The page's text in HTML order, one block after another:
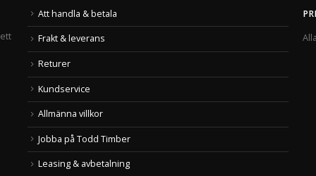
Att handla & betala
Frakt & leverans
Returer
Kundservice
Allmänna villkor
Jobba på Todd Timber
Leasing & avbetalning